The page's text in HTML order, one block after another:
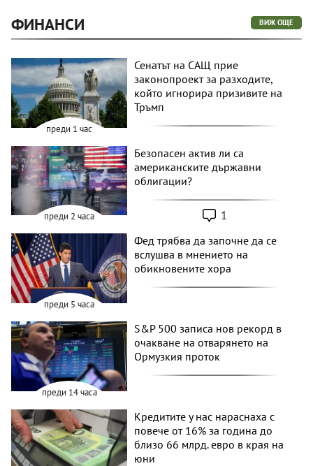
ФИНАНСИ ВИЖ ОЩЕ
преди 1 час
Сенатът на САЩ прие
законопроект за разходите,
който игнорира призивите на
Тръмп
преди 2 часа
Безопасен актив ли са
американските държавни
облигации?
1
преди 5 часа
Фед трябва да започне да се
вслушва в мнението на
обикновените хора
преди 14 часа
S&P 500 записа нов рекорд в
очакване на отварянето на
Ормузкия проток
Кредитите у нас нараснаха с
повече от 16% за година до
близо 66 млрд. евро в края на
юни